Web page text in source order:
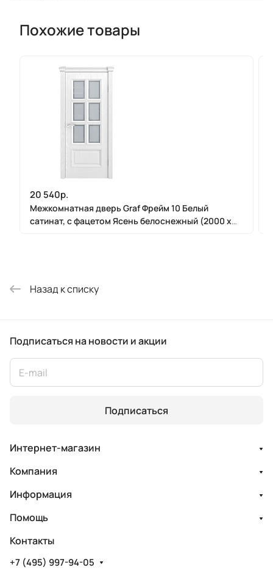
Похожие товары
20 540р.
Межкомнатная дверь Graf Фрейм 10 Белый
сатинат, с фацетом Ясень белоснежный (2000 х
Назад к списку
Подписаться на новости и акции
Подписаться
Интернет-магазин
Компания
Информация
Помощь
Контакты
+7 (495) 997-94-05